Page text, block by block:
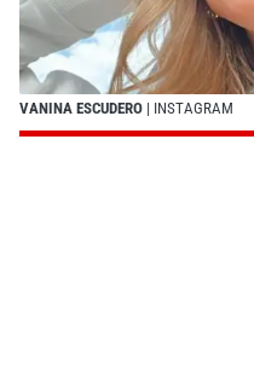
VANINA ESCUDERO | INSTAGRAM